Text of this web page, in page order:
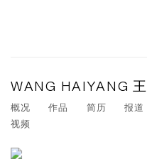
WANG HAIYANG
概况 作品 简历 报道
视频